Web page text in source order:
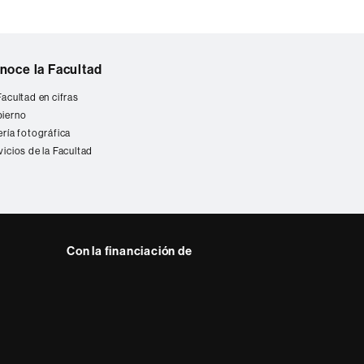
la Facultad
en cifras
fotográfica
de la Facultad
Con la financiación de